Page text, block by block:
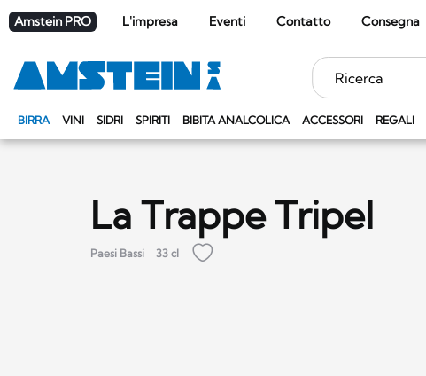
Amstein PRO L'impresa Eventi Contatto Consegna
BIRRA VINI SIDRI SPIRITI BIBITA ANALCOLICA ACCESSORI REGALI
Parole
chiave
La Trappe Tripel
Paesi Bassi 33 cl